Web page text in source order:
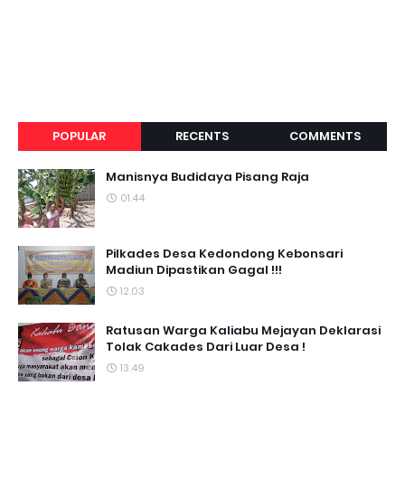
POPULAR RECENTS COMMENTS
Manisnya Budidaya Pisang Raja
01.44
Pilkades Desa Kedondong Kebonsari
Madiun Dipastikan Gagal !!!
12.03
Ratusan Warga Kaliabu Mejayan Deklarasi
Tolak Cakades Dari Luar Desa !
13.49